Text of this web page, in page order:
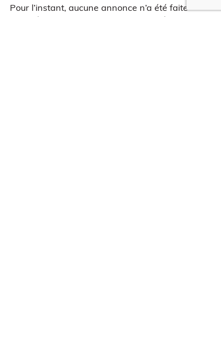
EN LIGNE
Pour l’instant, aucune annonce n’a été faite
quant à la date de mise sur le marché de cette